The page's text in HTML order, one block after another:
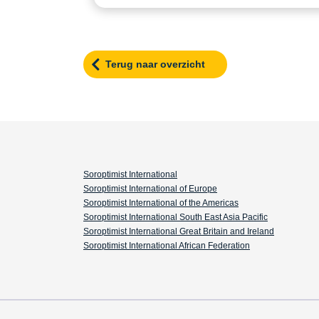
Terug naar overzicht
Soroptimist International
Soroptimist International of Europe
Soroptimist International of the Americas
Soroptimist International South East Asia Pacific
Soroptimist International Great Britain and Ireland
Soroptimist International African Federation